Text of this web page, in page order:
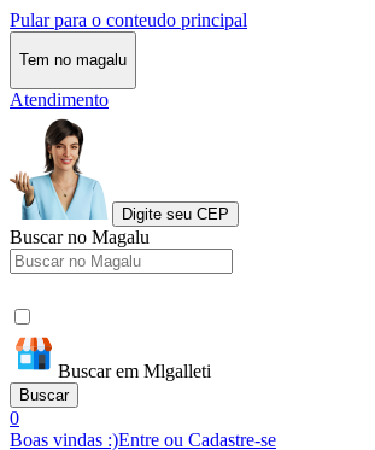
Pular para o conteudo principal
Tem no magalu
Atendimento
Digite seu CEP
Buscar no Magalu
Buscar em Mlgalleti
Buscar
0
Boas vindas :)Entre ou Cadastre-se